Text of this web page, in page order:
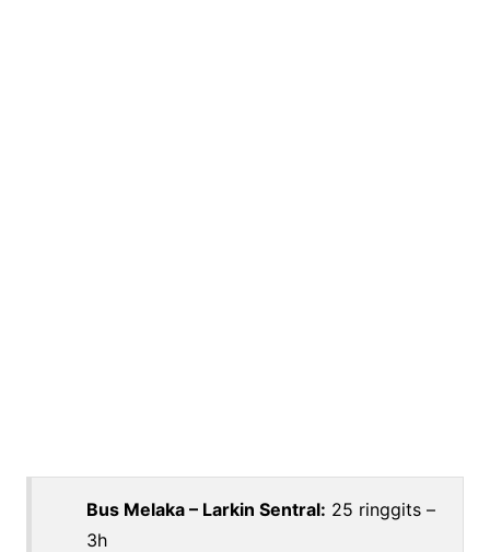
Bus Melaka – Larkin Sentral: 25 ringgits –
3h